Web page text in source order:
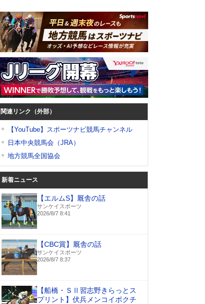
関連リンク（外部）
【YouTube】スポーツナビ競馬チャンネル
日本中央競馬会（JRA）
地方競馬全国協会
新着ニュース
【エルムS】厩舎の話
サンケイスポーツ
2026/8/7 8:41
【CBC賞】厩舎の話
サンケイスポーツ
2026/8/7 8:37
【船橋・ＳⅡ習志野きらっとス
プリント】伏兵メンコイボクチ